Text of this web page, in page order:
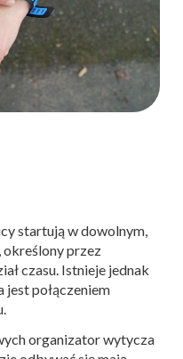
startują w dowolnym,
określony przez
czasu. Istnieje jednak
połączeniem
organizator wytycza